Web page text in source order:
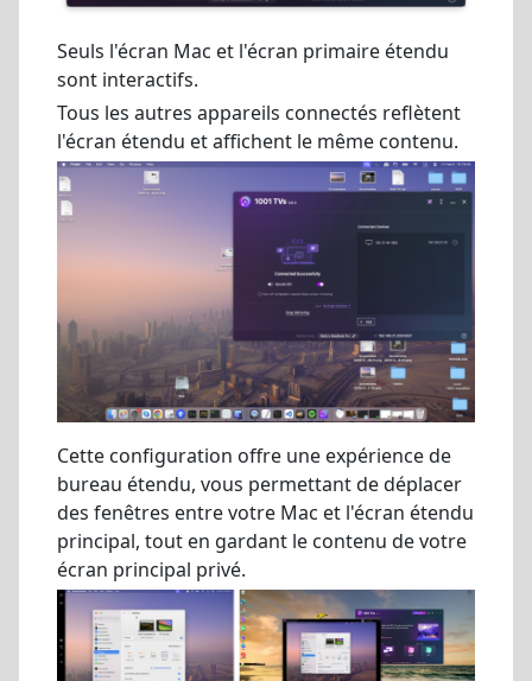
Seuls l'écran Mac et l'écran primaire étendu
sont interactifs.
Tous les autres appareils connectés reflètent
l'écran étendu et affichent le même contenu.
Cette configuration offre une expérience de
bureau étendu, vous permettant de déplacer
des fenêtres entre votre Mac et l'écran étendu
principal, tout en gardant le contenu de votre
écran principal privé.